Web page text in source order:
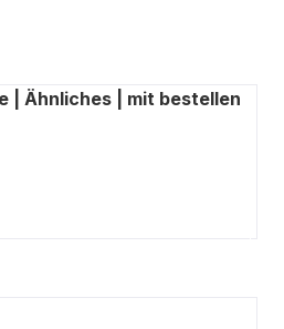
| Ähnliches | mit bestellen